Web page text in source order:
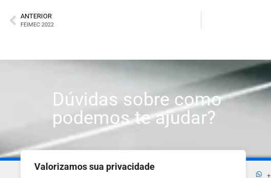
Valorizamos sua privacidade
ANTERIOR
FEIMEC 2022
Dúvidas sobre como
podemos te ajudar?